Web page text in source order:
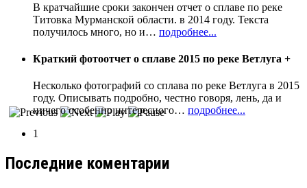
В кратчайшие сроки закончен отчет о сплаве по реке
Титовка Мурманской области. в 2014 году. Текста
получилось много, но и… подробнее...
Краткий фотоотчет о сплаве 2015 по реке Ветлуга +
Несколько фотографий со сплава по реке Ветлуга в 2015
году. Описывать подробно, честно говоря, лень, да и
ничего особенно интересного… подробнее...
1
Последние коментарии